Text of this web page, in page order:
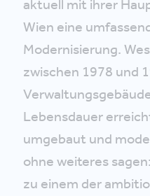
aktuell mit ihrer
Wien eine
Modernisierung.
zwischen 1978 und
Lebensdauer
umgebaut und
ohne weiteres
zu einem der